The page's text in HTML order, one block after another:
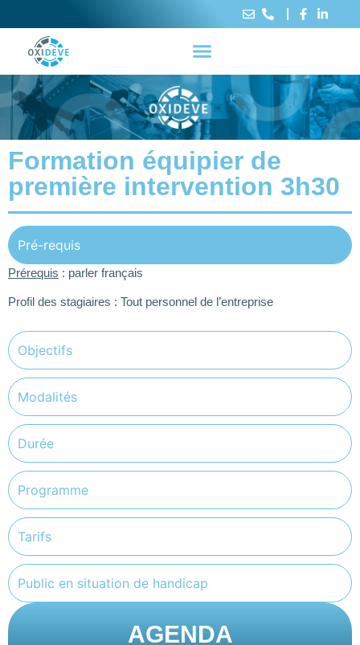
Formation équipier de
première intervention 3h30
Pré-requis
Objectifs
Modalités
Durée
Programme
Tarifs
Public en situation de handicap
Prérequis : parler français
Profil des stagiaires : Tout personnel de l’entreprise
AGENDA